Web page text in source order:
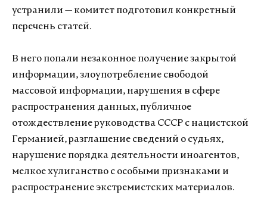
устранили — комитет подготовил конкретный
перечень статей.
В него попали незаконное получение закрытой
информации, злоупотребление свободой
массовой информации, нарушения в сфере
распространения данных, публичное
отождествление руководства СССР с нацистской
Германией, разглашение сведений о судьях,
нарушение порядка деятельности иноагентов,
мелкое хулиганство с особыми признаками и
распространение экстремистских материалов.